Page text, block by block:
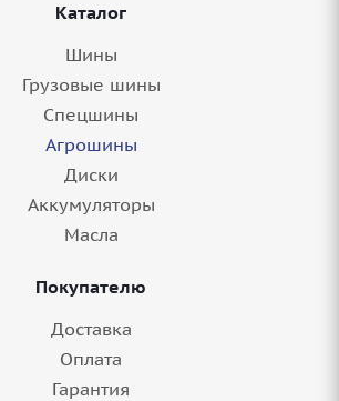
Каталог
Шины
Грузовые шины
Спецшины
Агрошины
Диски
Аккумуляторы
Масла
Покупателю
Доставка
Оплата
Гарантия